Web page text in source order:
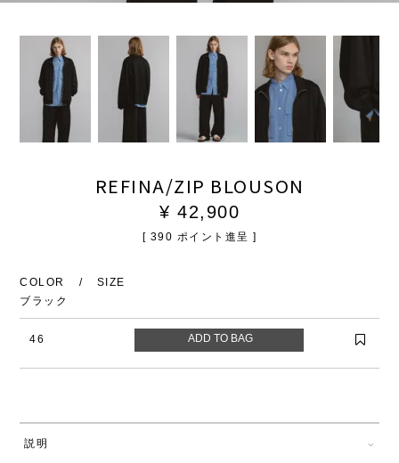
REFINA/ZIP BLOUSON
¥ 42,900
[ 390 ポイント進呈 ]
COLOR
SIZE
ブラック
46
説明